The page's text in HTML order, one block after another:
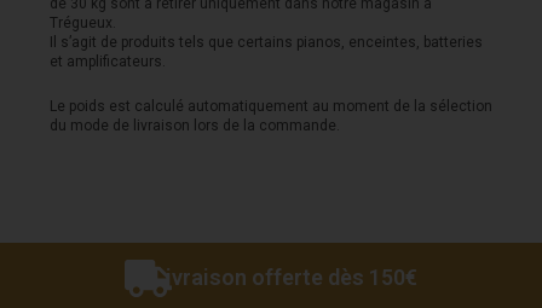
Captor
8
de 30 kg sont à retirer uniquement dans notre magasin à
Trégueux.
Il s’agit de produits tels que certains pianos, enceintes, batteries
et amplificateurs.
Le poids est calculé automatiquement au moment de la sélection
du mode de livraison lors de la commande.
Livraison offerte dès 150€